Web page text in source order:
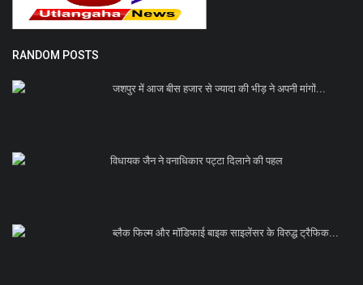
RANDOM POSTS
जशपुर में आज बीस हजार से ज्यादा की भीड़ ने अपनी मांगों...
विधायक जैन ने वनाधिकार पट्टा दिलाने की पहल
ब्लैक फिल्म और मॉडिफाई बाइक साइलेंसर के विरुद्ध ट्रैफिक...